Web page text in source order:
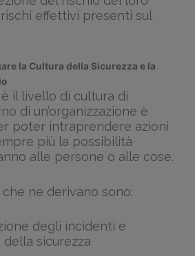
effettivi presenti sul
la Cultura della Sicurezza e la
il livello di cultura di
di un’organizzazione è
poter intraprendere azioni
più la possibilità
alle persone o alle cose.
ne derivano sono:
degli incidenti e
sicurezza